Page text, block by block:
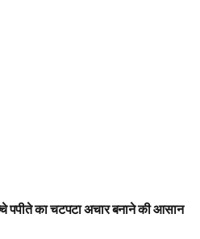
का चटपटा अचार बनाने की आसान